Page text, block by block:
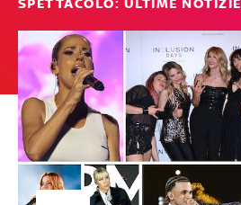
SPETTACOLO: ULTIME NOTIZIE